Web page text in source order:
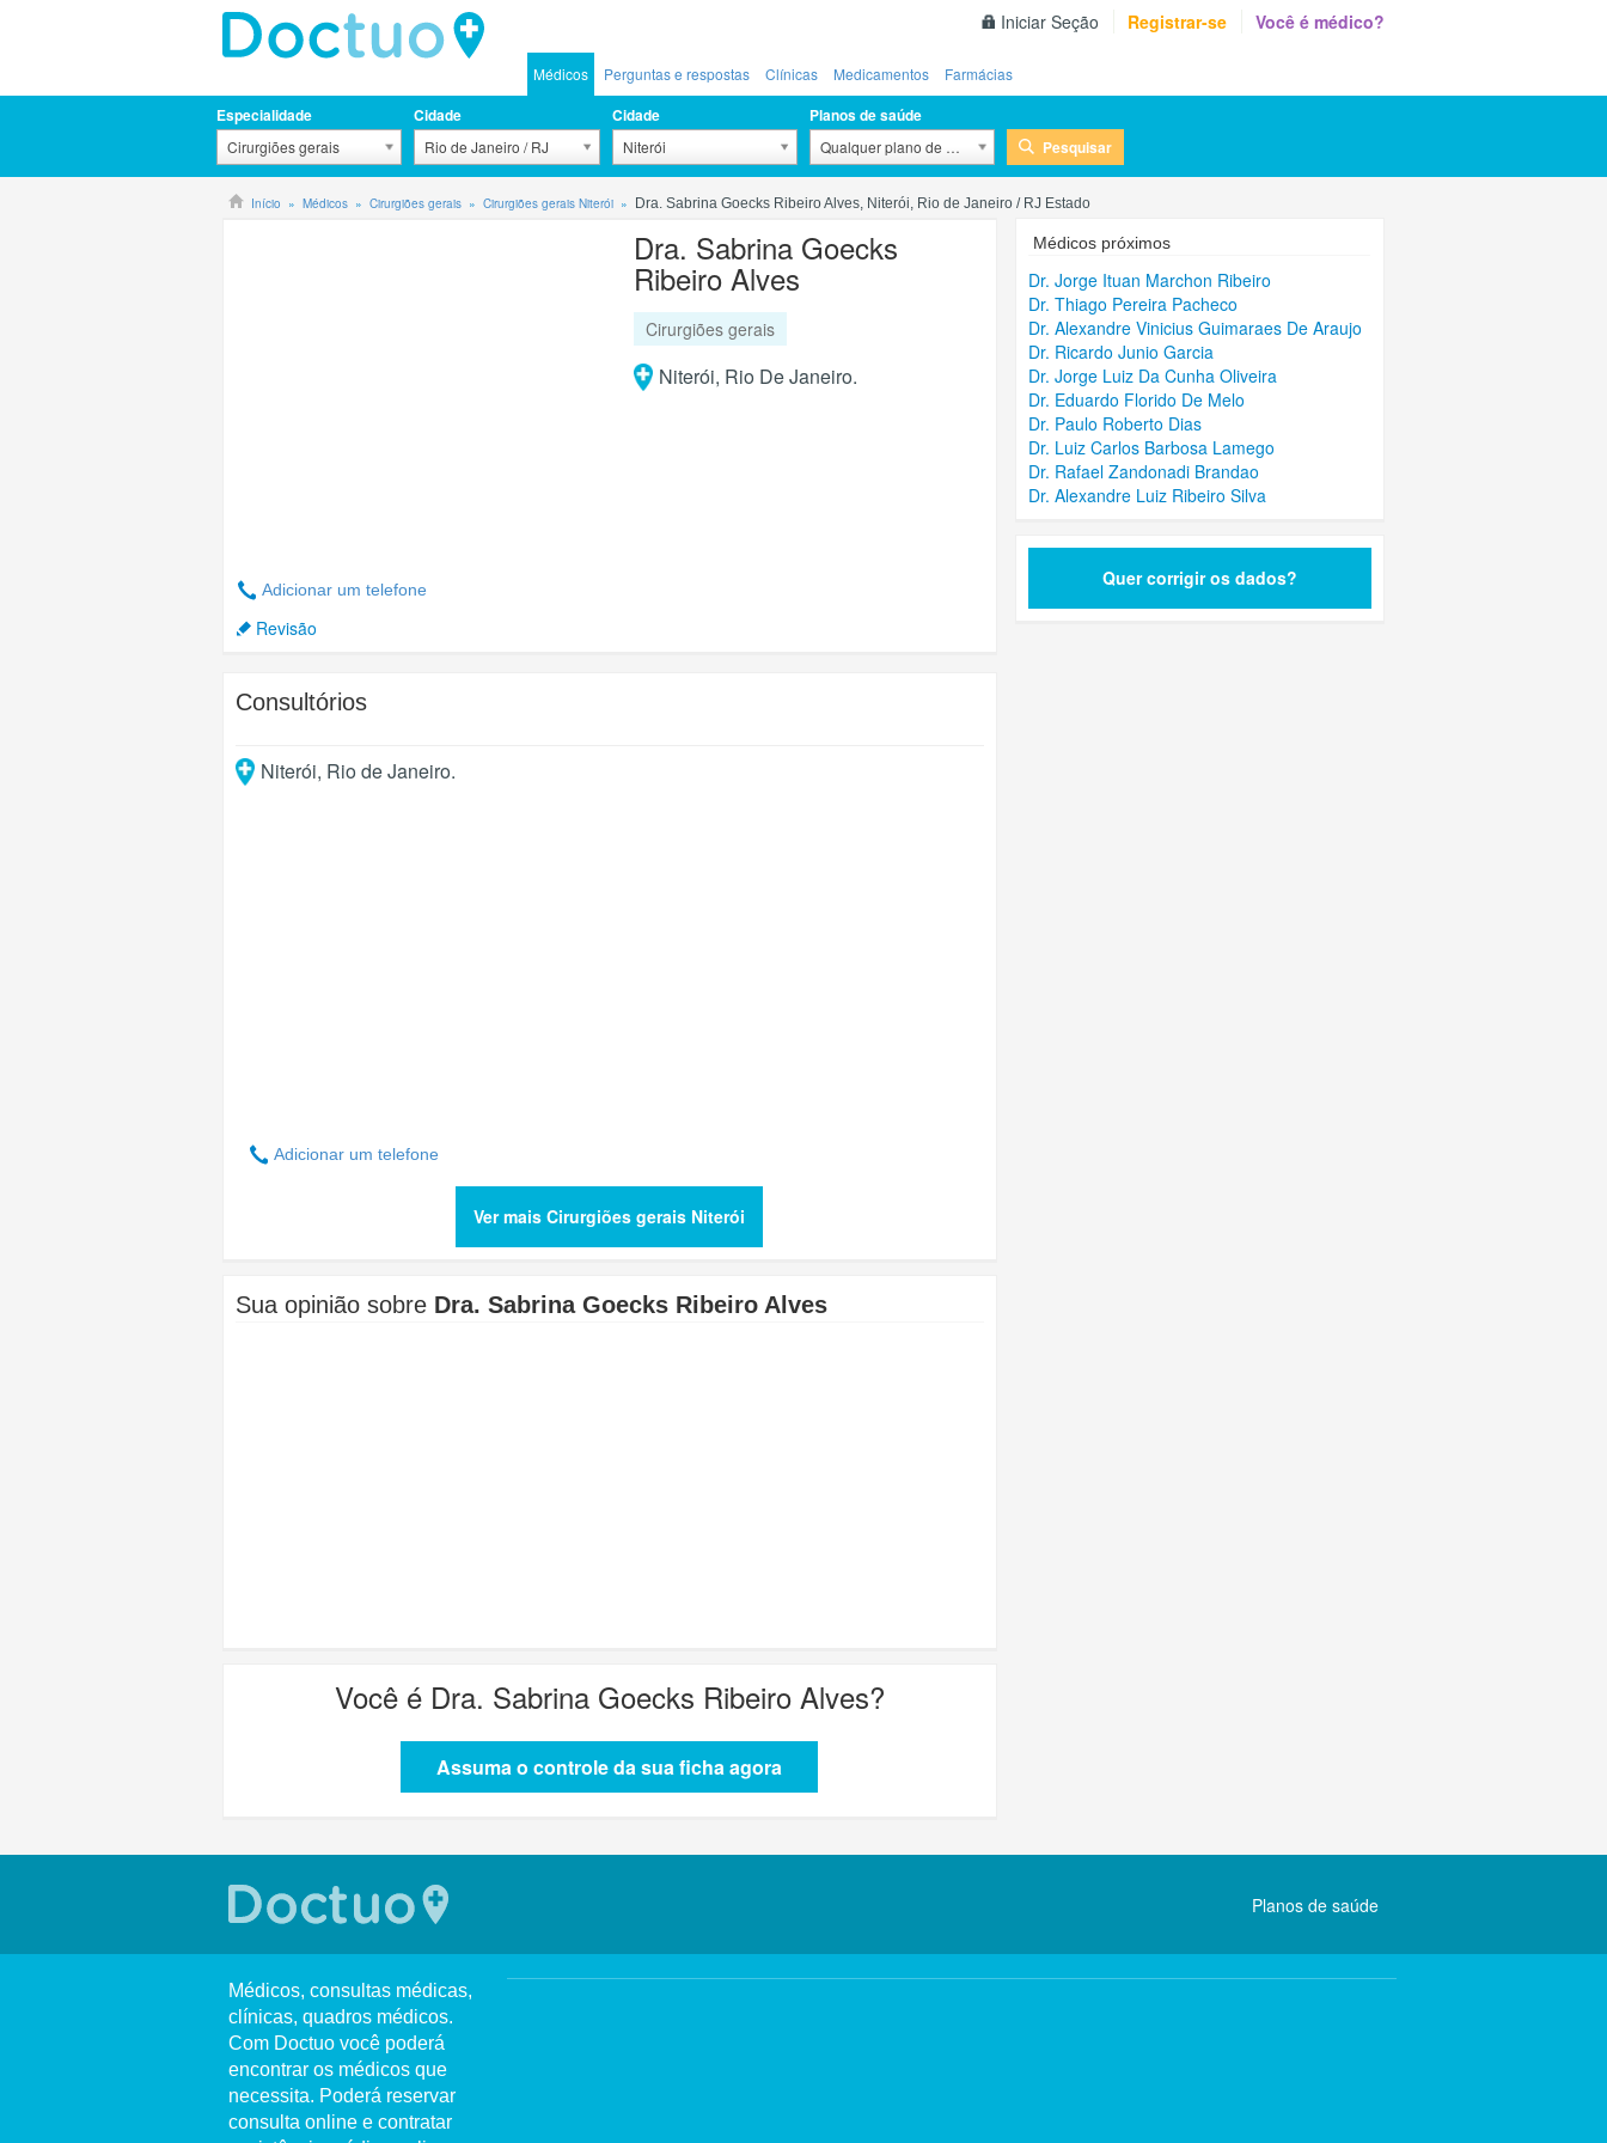
Iniciar Seção Registrar-se Você é médico?
Médicos Perguntas e respostas Clínicas Medicamentos Farmácias
Especialidade
Cirurgiões gerais
Cidade
Rio de Janeiro / RJ
Cidade
Niterói
Planos de saúde
Qualquer plano de saúde Pesquisar
Início Médicos Cirurgiões gerais Cirurgiões gerais Niterói Dra. Sabrina Goecks Ribeiro Alves, Niterói, Rio de Janeiro / RJ Estado
Adicionar um telefone
Revisão
Dra. Sabrina Goecks
Ribeiro Alves
Cirurgiões gerais
Niterói, Rio De Janeiro.
Consultórios
Niterói, Rio de Janeiro.
Adicionar um telefone
Ver mais Cirurgiões gerais Niterói
Sua opinião sobre Dra. Sabrina Goecks Ribeiro Alves
Você é Dra. Sabrina Goecks Ribeiro Alves?
Assuma o controle da sua ficha agora
Médicos próximos
Dr. Jorge Ituan Marchon Ribeiro
Dr. Thiago Pereira Pacheco
Dr. Alexandre Vinicius Guimaraes De Araujo
Dr. Ricardo Junio Garcia
Dr. Jorge Luiz Da Cunha Oliveira
Dr. Eduardo Florido De Melo
Dr. Paulo Roberto Dias
Dr. Luiz Carlos Barbosa Lamego
Dr. Rafael Zandonadi Brandao
Dr. Alexandre Luiz Ribeiro Silva
Quer corrigir os dados?
Planos de saúde
Médicos, consultas médicas,
clínicas, quadros médicos.
Com Doctuo você poderá
encontrar os médicos que
necessita. Poderá reservar
consulta online e contratar